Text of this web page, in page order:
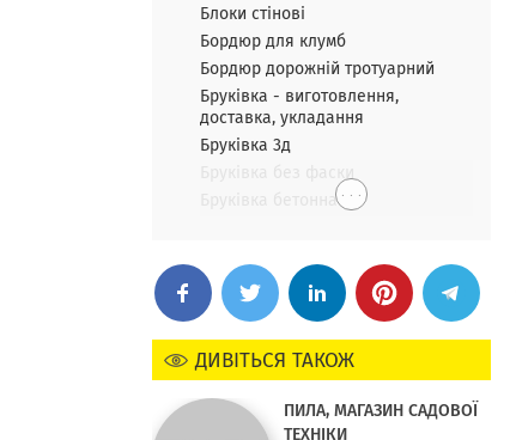
Блоки стінові
Бордюр для клумб
Бордюр дорожній тротуарний
Бруківка - виготовлення,
доставка, укладання
Бруківка 3д
Бруківка без фаски
Бруківка бетонна. . .
ДИВІТЬСЯ ТАКОЖ
ПИЛА, МАГАЗИН САДОВОЇ
ТЕХНІКИ